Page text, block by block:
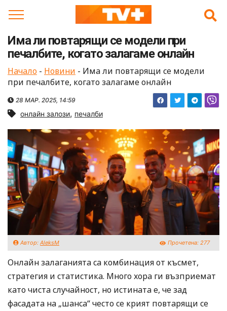
Има ли повтарящи се модели при
печалбите, когато залагаме онлайн
Начало - Новини - Има ли повтарящи се модели
при печалбите, когато залагаме онлайн
28 МАР. 2025, 14:59
онлайн залози, печалби
Автор: AleksM Прочетена: 277
Онлайн залаганията са комбинация от късмет,
стратегия и статистика. Много хора ги възприемат
като чиста случайност, но истината е, че зад
фасадата на „шанса“ често се крият повтарящи се